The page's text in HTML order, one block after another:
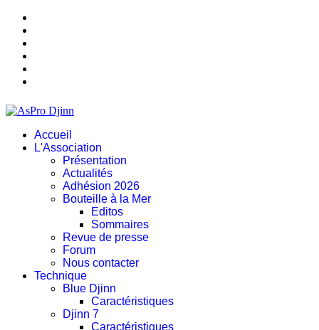
Accueil
L'Association
Présentation
Actualités
Adhésion 2026
Bouteille à la Mer
Editos
Sommaires
Revue de presse
Forum
Nous contacter
Technique
Blue Djinn
Caractéristiques
Djinn 7
Caractéristiques